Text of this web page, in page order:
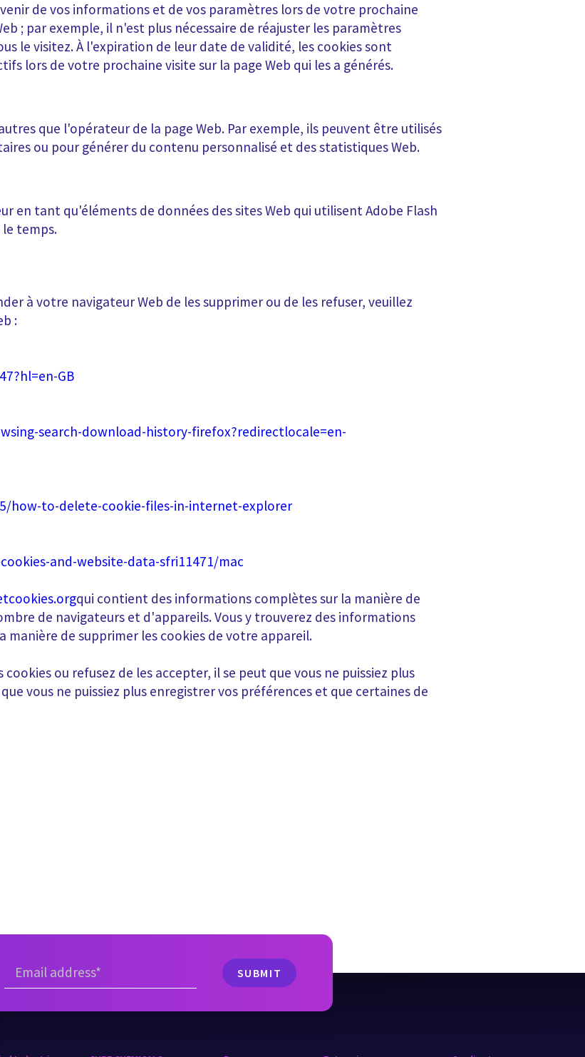
de vos informations et de vos paramètres lors de votre prochaine
; par exemple, il n'est plus nécessaire de réajuster les paramètres
le visitez. À l'expiration de leur date de validité, les cookies sont
lors de votre prochaine visite sur la page Web qui les a générés.
que l'opérateur de la page Web. Par exemple, ils peuvent être utilisés
ou pour générer du contenu personnalisé et des statistiques Web.
en tant qu'éléments de données des sites Web qui utilisent Adobe Flash
le temps.
à votre navigateur Web de les supprimer ou de les refuser, veuillez
:
GB
search-download-history-firefox?redirectlocale=en-
how-to-delete-cookie-files-in-internet-explorer
and-website-data-sfri11471/mac
qui contient des informations complètes sur la manière de
de navigateurs et d'appareils. Vous y trouverez des informations
manière de supprimer les cookies de votre appareil.
ou refusez de les accepter, il se peut que vous ne puissiez plus
vous ne puissiez plus enregistrer vos préférences et que certaines de